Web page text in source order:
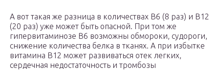
А вот такая же разница в количествах В6 (8 раз) и В12
(20 раз) уже может быть опасной. При том же
гипервитаминозе В6 возможны обмороки, судороги,
снижение количества белка в тканях. А при избытке
витамина В12 может развиваться отек легких,
сердечная недостаточность и тромбозы